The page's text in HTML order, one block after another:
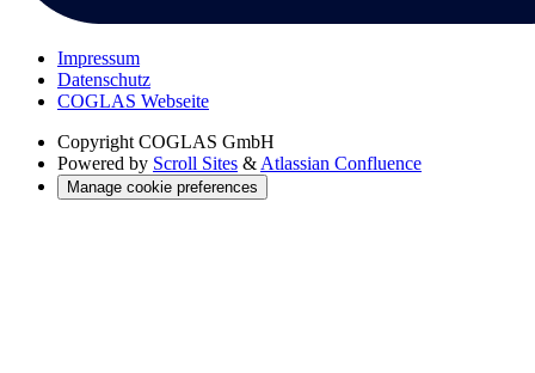
Impressum
Datenschutz
COGLAS Webseite
Copyright COGLAS GmbH
Powered by Scroll Sites &Atlassian Confluence
Manage cookie preferences